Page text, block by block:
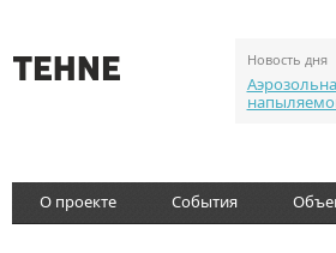
Новость дня
О проекте События